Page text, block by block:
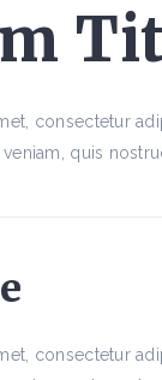
consectetur
quis
consectetur